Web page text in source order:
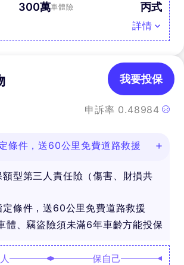
300萬車體險 丙式
詳情
申訴率 0.48984
我要投保
條件，送60公里免費道路救援
型第三人責任險（傷害、財損共
定條件，送60公里免費道路救援
體、竊盜險須未滿6年車齡方能投保
保自己